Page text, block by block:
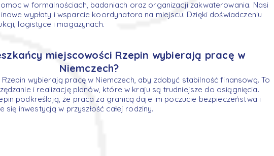
w formalnościach, badaniach oraz organizacji zakwaterowania. Nasi
wypłaty i wsparcie koordynatora na miejscu. Dzięki doświadczeniu
logistyce i magazynach.
miejscowości Rzepin wybierają pracę w
Niemczech?
wybierają pracę w Niemczech, aby zdobyć stabilność finansową. To
i realizację planów, które w kraju są trudniejsze do osiągnięcia.
podkreślają, że praca za granicą daje im poczucie bezpieczeństwa i
się inwestycją w przyszłość całej rodziny.